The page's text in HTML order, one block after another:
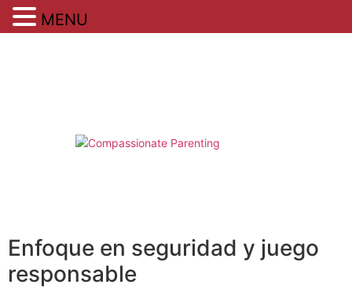
Enfoque en seguridad y juego
responsable
MENU